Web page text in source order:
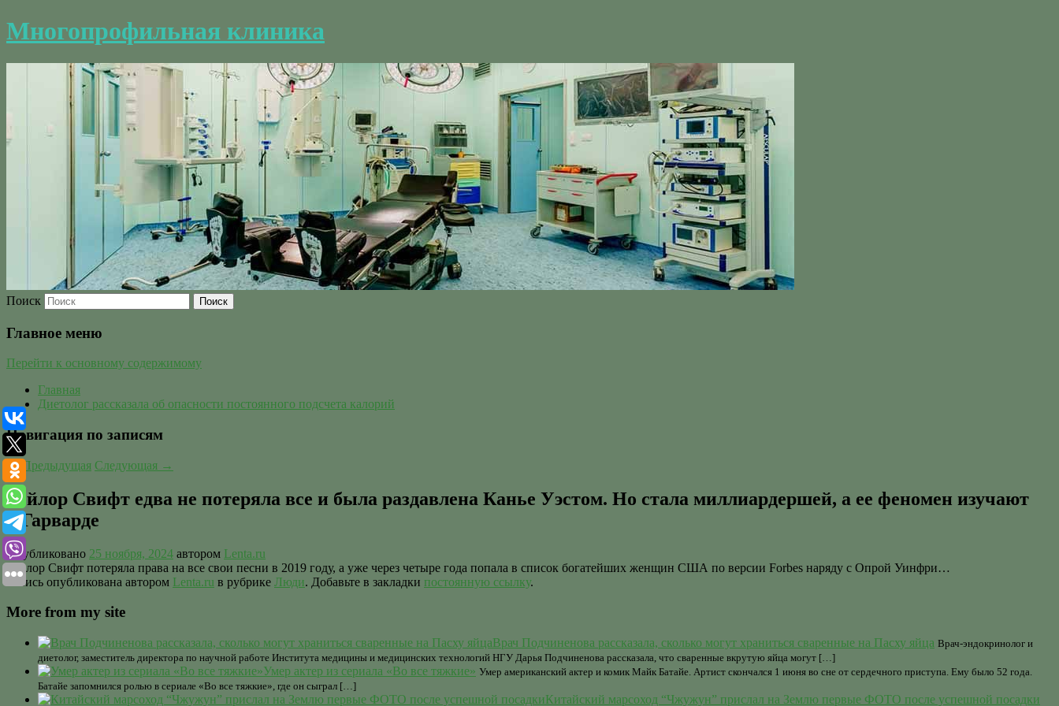
Многопрофильная клиника
Поиск
Главное меню
Перейти к основному содержимому
Главная
Диетолог рассказала об опасности постоянного подсчета калорий
Навигация по записям
←Предыдущая Следующая →
Тейлор Свифт едва не потеряла все и была раздавлена Канье Уэстом. Но стала миллиардершей, а ее феномен изучают
в Гарварде
Опубликовано 25 ноября, 2024 автором Lenta.ru
Тейлор Свифт потеряла права на все свои песни в 2019 году, а уже через четыре года попала в список богатейших женщин США по версии Forbes наряду с Опрой Уинфри…
Запись опубликована автором Lenta.ru в рубрике Люди. Добавьте в закладки постоянную ссылку.
More from my site
Врач Подчиненова рассказала, сколько могут храниться сваренные на Пасху яйца Врач-эндокринолог и
диетолог, заместитель директора по научной работе Института медицины и медицинских технологий НГУ Дарья Подчиненова рассказала, что сваренные вкрутую яйца могут […]
Умер актер из сериала «Во все тяжкие» Умер американский актер и комик Майк Батайе. Артист скончался 1 июня во сне от сердечного приступа. Ему было 52 года.
Батайе запомнился ролью в сериале «Во все тяжкие», где он сыграл […]
Китайский марсоход “Чжужун” прислал на Землю первые ФОТО после успешной посадки